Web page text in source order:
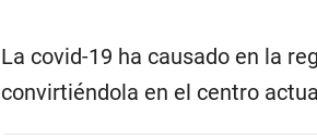
La covid-19 ha causado en la
convirtiéndola en el centro